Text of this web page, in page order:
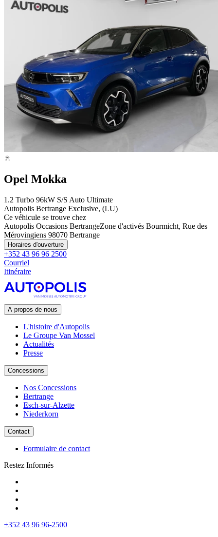
Opel Mokka
1.2 Turbo 96kW S/S Auto Ultimate
Autopolis Bertrange Exclusive, (LU)
Ce véhicule se trouve chez
Autopolis Occasions BertrangeZone d'activés Bourmicht, Rue des
Mérovingiens 98070 Bertrange
Horaires d'ouverture
+352 43 96 96 2500
Courriel
Itinéraire
A propos de nous
L'histoire d'Autopolis
Le Groupe Van Mossel
Actualités
Presse
Concessions
Nos Concessions
Bertrange
Esch-sur-Alzette
Niederkorn
Contact
Formulaire de contact
Restez Informés
+352 43 96 96-2500